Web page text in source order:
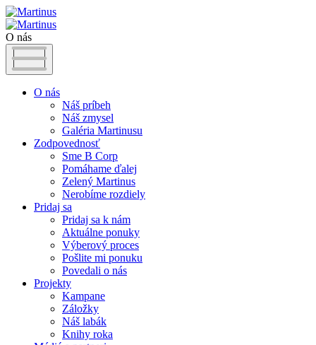
O nás
O nás
Náš príbeh
Náš zmysel
Galéria Martinusu
Zodpovednosť
Sme B Corp
Pomáhame ďalej
Zelený Martinus
Nerobíme rozdiely
Pridaj sa
Pridaj sa k nám
Aktuálne ponuky
Výberový proces
Pošlite mi ponuku
Povedali o nás
Projekty
Kampane
Záložky
Náš labák
Knihy roka